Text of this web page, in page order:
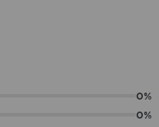
0%
0%